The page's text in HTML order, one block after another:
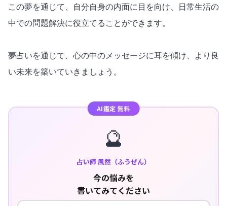
この夢を通じて、自分自身の内面に目を向け、日常生活の
中での問題解決に役立てることができます。
夢占いを通じて、心の中のメッセージに耳を傾け、より良
い未来を築いていきましょう。
AI鑑定 無料
🔮
占い師 風然（ふうぜん）
今の悩みを
書いてみてください